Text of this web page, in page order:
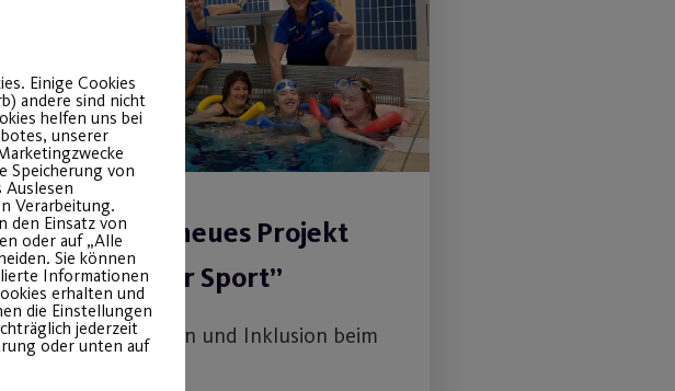
Unser neues Projekt
“Bunter Sport”
Integration und Inklusion beim
Einige Cookies
andere sind nicht
helfen uns bei
unserer
Speicherung von
Auslesen
Verarbeitung.
den Einsatz von
oder auf „Alle
Sie können
Informationen
erhalten und
die Einstellungen
jederzeit
oder unten auf